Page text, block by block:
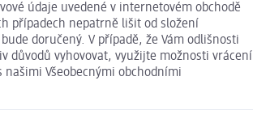
údaje uvedené v internetovém obchodě
případech nepatrně lišit od složení
doručený. V případě, že Vám odlišnosti
důvodů vyhovovat, využijte možnosti vrácení
našimi Všeobecnými obchodními